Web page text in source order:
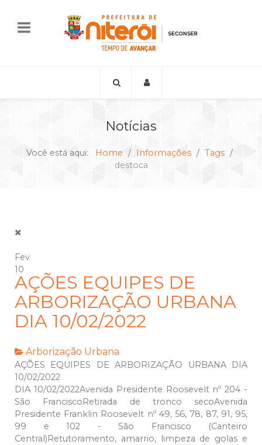
Notícias
Você está aqui: Home Informações
Tags
destoca
Fev
10
AÇÕES EQUIPES DE
ARBORIZAÇÃO URBANA
DIA 10/02/2022
Arborização Urbana
AÇÕES EQUIPES DE ARBORIZAÇÃO URBANA DIA
10/02/2022
DIA 10/02/2022Avenida Presidente Roosevelt nº 204 -
São FranciscoRetirada de tronco secoAvenida
Presidente Franklin Roosevelt nº 49, 56, 78, 87, 91, 95,
99 e 102 - São Francisco (Canteiro
Central)Retutoramento, amarrio, limpeza de golas e